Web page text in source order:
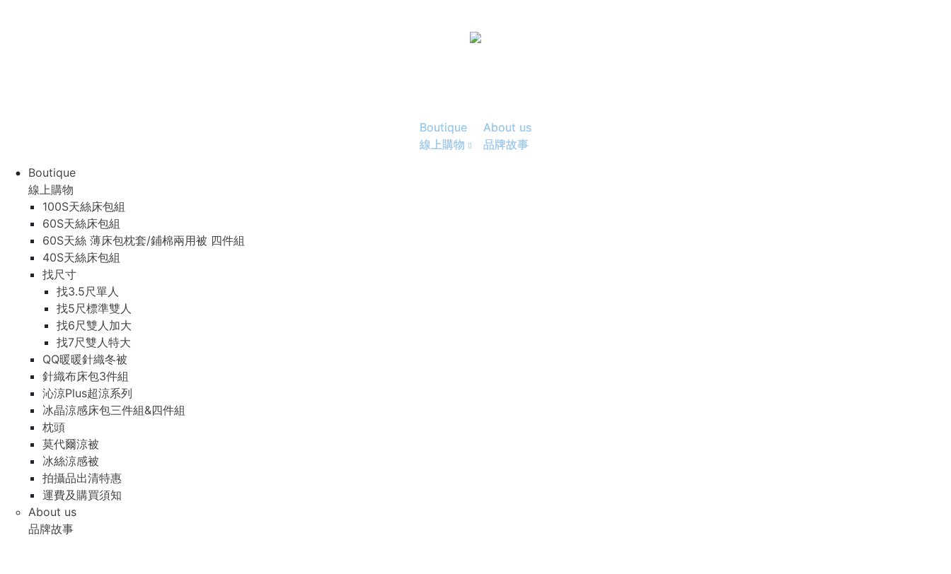
Boutique
線上購物
100S天絲床包組
60S天絲床包組
60S天絲 薄床包枕套/鋪棉兩用被 四件組
40S天絲床包組
找尺寸
找3.5尺單人
找5尺標準雙人
找6尺雙人加大
找7尺雙人特大
QQ暖暖針織冬被
針織布床包3件組
沁涼Plus超涼系列
冰晶涼感床包三件組&四件組
枕頭
莫代爾涼被
冰絲涼感被
拍攝品出清特惠
運費及購買須知
About us
品牌故事
Boutique
線上購物
About us
品牌故事